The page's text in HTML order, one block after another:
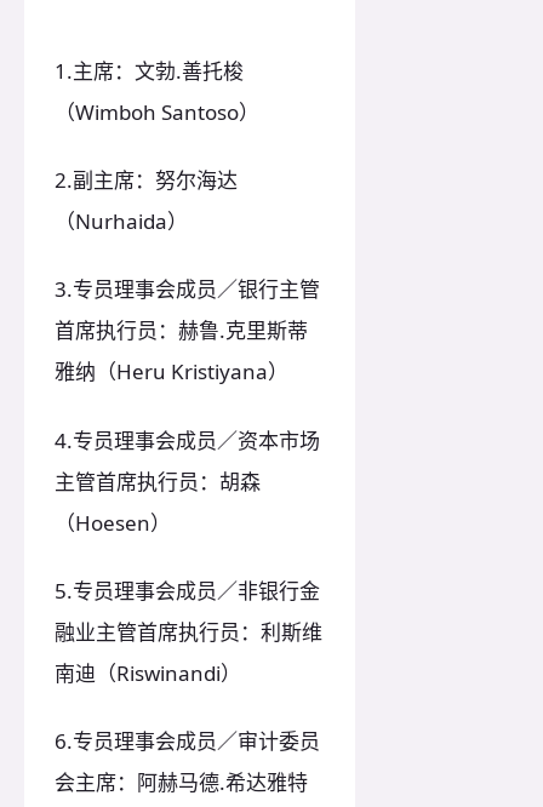
1.主席：文勃.善托梭
（Wimboh Santoso）
2.副主席：努尔海达
（Nurhaida）
3.专员理事会成员／银行主管
首席执行员：赫鲁.克里斯蒂
雅纳（Heru Kristiyana）
4.专员理事会成员／资本市场
主管首席执行员：胡森
（Hoesen）
5.专员理事会成员／非银行金
融业主管首席执行员：利斯维
南迪（Riswinandi）
6.专员理事会成员／审计委员
会主席：阿赫马德.希达雅特